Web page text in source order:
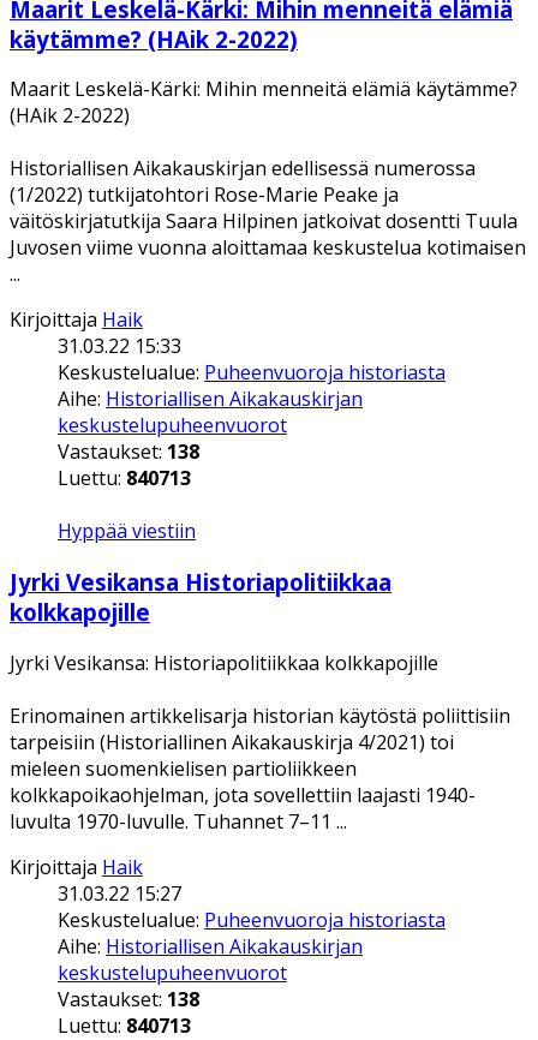
Maarit Leskelä-Kärki: Mihin menneitä elämiä
käytämme? (HAik 2-2022)
Maarit Leskelä-Kärki: Mihin menneitä elämiä käytämme?
(HAik 2-2022)
Historiallisen Aikakauskirjan edellisessä numerossa
(1/2022) tutkijatohtori Rose-Marie Peake ja
väitöskirjatutkija Saara Hilpinen jatkoivat dosentti Tuula
Juvosen viime vuonna aloittamaa keskustelua kotimaisen
...
Kirjoittaja Haik
31.03.22 15:33
Keskustelualue: Puheenvuoroja historiasta
Aihe: Historiallisen Aikakauskirjan
keskustelupuheenvuorot
Vastaukset: 138
Luettu: 840713
Hyppää viestiin
Jyrki Vesikansa Historiapolitiikkaa
kolkkapojille
Jyrki Vesikansa: Historiapolitiikkaa kolkkapojille
Erinomainen artikkelisarja historian käytöstä poliittisiin
tarpeisiin (Historiallinen Aikakauskirja 4/2021) toi
mieleen suomenkielisen partioliikkeen
kolkkapoikaohjelman, jota sovellettiin laajasti 1940-
luvulta 1970-luvulle. Tuhannet 7–11 ...
Kirjoittaja Haik
31.03.22 15:27
Keskustelualue: Puheenvuoroja historiasta
Aihe: Historiallisen Aikakauskirjan
keskustelupuheenvuorot
Vastaukset: 138
Luettu: 840713